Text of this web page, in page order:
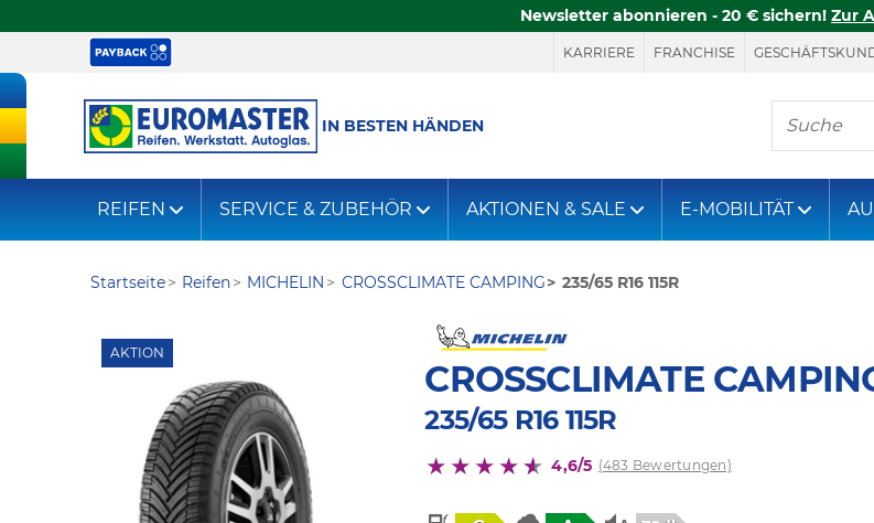
Newsletter abonnieren - 20 € sichern! Zur
KARRIERE FRANCHISE
IN BESTEN HÄNDEN
Hier
REIFEN SERVICE & ZUBEHÖR AKTIONEN & SALE E-MOBILITÄT
Startseite Reifen MICHELIN CROSSCLIMATE CAMPING 235/65 R16 115R
AKTION
CROSSCLIMATE
235/65 R16 115R
4,6/5 (483 Bewertungen)